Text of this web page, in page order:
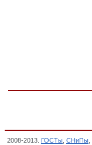
2008-2013. ГОСТы СНиПы